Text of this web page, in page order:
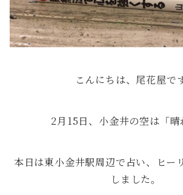
こんにちは、尾花屋です
2月15日、小金井の空は「晴
本日は東小金井駅周辺で占い、ヒー
しました。